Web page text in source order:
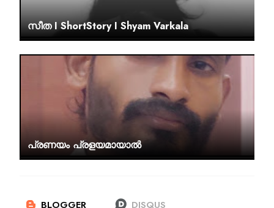
സീത I ShortStory I Shyam Varkala
പ്രണയം പ്രളയമായാല്‍